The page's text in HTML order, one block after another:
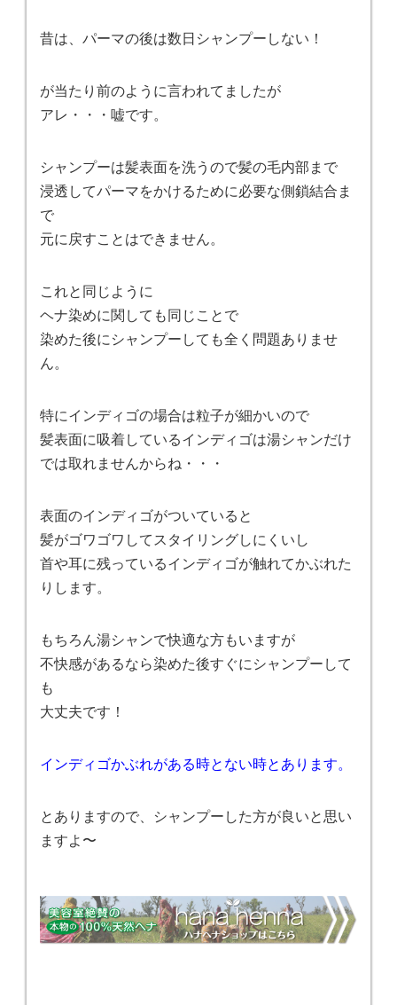
昔は、パーマの後は数日シャンプーしない！
が当たり前のように言われてましたが
アレ・・・嘘です。
シャンプーは髪表面を洗うので髪の毛内部まで
浸透してパーマをかけるために必要な側鎖結合ま
で
元に戻すことはできません。
これと同じように
ヘナ染めに関しても同じことで
染めた後にシャンプーしても全く問題ありませ
ん。
特にインディゴの場合は粒子が細かいので
髪表面に吸着しているインディゴは湯シャンだけ
では取れませんからね・・・
表面のインディゴがついていると
髪がゴワゴワしてスタイリングしにくいし
首や耳に残っているインディゴが触れてかぶれた
りします。
もちろん湯シャンで快適な方もいますが
不快感があるなら染めた後すぐにシャンプーして
も
大丈夫です！
インディゴかぶれがある時とない時とあります。
とありますので、シャンプーした方が良いと思い
ますよ〜